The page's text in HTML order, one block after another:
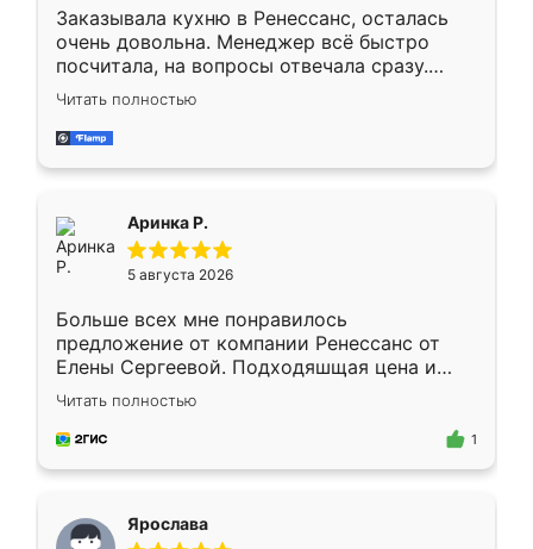
Заказывала кухню в Ренессанс, осталась
очень довольна. Менеджер всё быстро
посчитала, на вопросы отвечала сразу.
Замерщик приехал в субботу, подошёл к
делу со всей ответственностью. Собрали
за день, ребята работали аккуратно, даже
Читать полностью
Аринка Р.
5 августа 2026
Больше всех мне понравилось
предложение от компании Ренессанс от
Елены Сергеевой. Подходяшщая цена и
короткие сроки изготовления. Приехавший
для замера сотрудник Владислав
предложил по моему эскизу самый
Читать полностью
1
Ярослава